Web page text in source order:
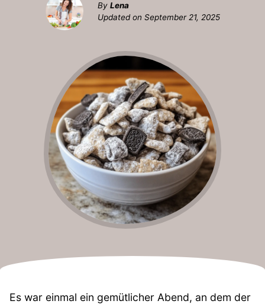
By Lena
Updated on September 21, 2025
Es war einmal ein gemütlicher Abend, an dem der